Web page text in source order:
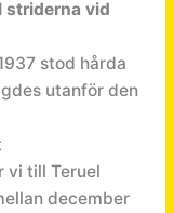
striderna vid
stod hårda
utanför den
till Teruel
december